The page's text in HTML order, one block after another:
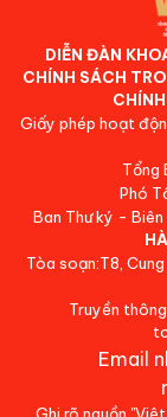
DIỄN ĐÀN
CHÍNH SÁCH
Giấy phép hoạt
Tổng
Phó
Ban Thư ký - Biên
Tòa soạn:T8,
Truyền
Email
Ghi rõ nguồn